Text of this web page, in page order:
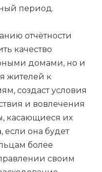
период.
отчётности
качество
домами, но и
жителей к
создаст условия
и вовлечения
касающиеся их
если она будет
более
своим